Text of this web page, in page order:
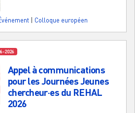
Colloque européen
2026
Appel à communications
pour les Journées Jeunes
chercheur·es du REHAL
2026